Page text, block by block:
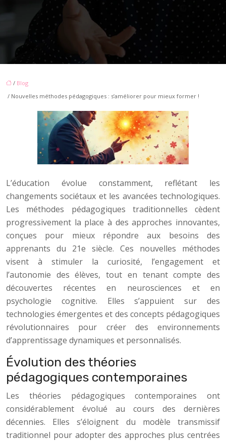
/ Blog
/ Nouvelles méthodes pédagogiques : s’améliorer pour mieux former !
L’éducation évolue constamment, reflétant les
changements sociétaux et les avancées technologiques.
Les méthodes pédagogiques traditionnelles cèdent
progressivement la place à des approches innovantes,
conçues pour mieux répondre aux besoins des
apprenants du 21e siècle. Ces nouvelles méthodes
visent à stimuler la curiosité, l’engagement et
l’autonomie des élèves, tout en tenant compte des
découvertes récentes en neurosciences et en
psychologie cognitive. Elles s’appuient sur des
technologies émergentes et des concepts pédagogiques
révolutionnaires pour créer des environnements
d’apprentissage dynamiques et personnalisés.
Évolution des théories
pédagogiques contemporaines
Les théories pédagogiques contemporaines ont
considérablement évolué au cours des dernières
décennies. Elles s’éloignent du modèle transmissif
traditionnel pour adopter des approches plus centrées